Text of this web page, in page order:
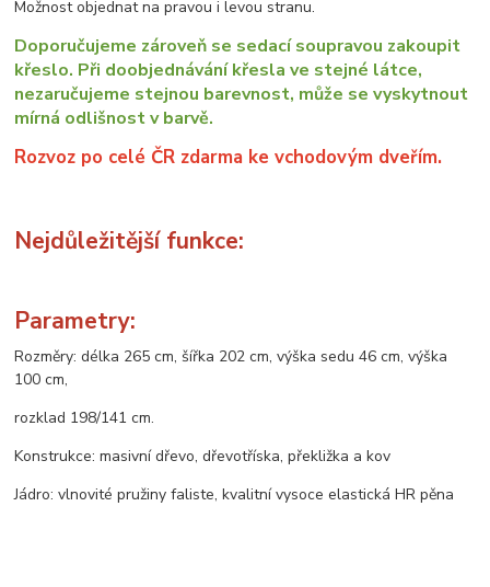
Možnost objednat na pravou i levou stranu.
Doporučujeme zároveň se sedací soupravou zakoupit
křeslo. Při doobjednávání křesla ve stejné látce,
nezaručujeme stejnou barevnost, může se vyskytnout
mírná odlišnost v barvě.
Rozvoz po celé ČR zdarma ke vchodovým dveřím.
Nejdůležitější funkce:
Parametry:
Rozměry: délka 265 cm, šířka 202 cm, výška sedu 46 cm, výška
100 cm,
rozklad 198/141 cm.
Konstrukce: masivní dřevo, dřevotříska, překližka a kov
Jádro: vlnovité pružiny faliste, kvalitní vysoce elastická HR pěna